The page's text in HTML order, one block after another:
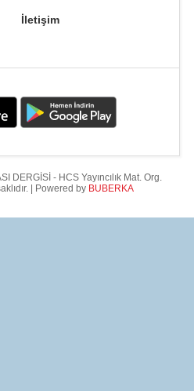
İletişim
- HCS Yayıncılık Mat. Org.
| Powered by BUBERKA